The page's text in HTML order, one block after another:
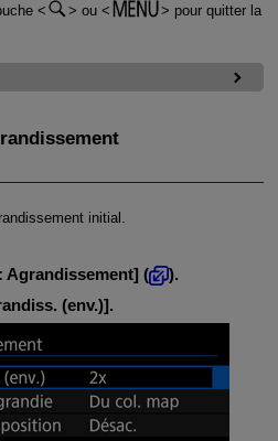
ou
pour quitter la
initial.
: Agrandissement] (
).
(env.)].